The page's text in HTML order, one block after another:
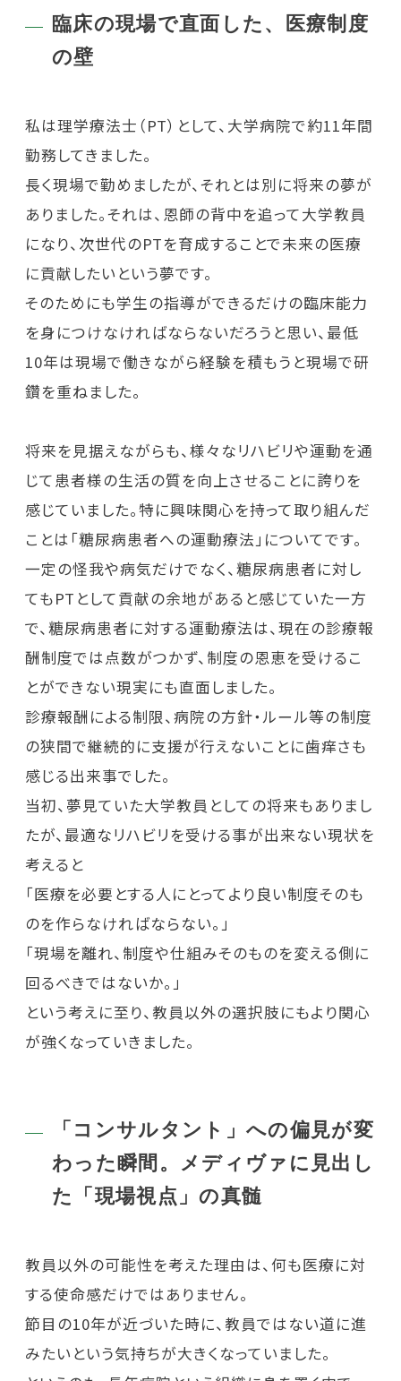
臨床の現場で直面した、医療制度
の壁
私は理学療法士（PT）として、大学病院で約11年間
勤務してきました。
長く現場で勤めましたが、それとは別に将来の夢が
ありました。それは、恩師の背中を追って大学教員
になり、次世代のPTを育成することで未来の医療
に貢献したいという夢です。
そのためにも学生の指導ができるだけの臨床能力
を身につけなければならないだろうと思い、最低
10年は現場で働きながら経験を積もうと現場で研
鑽を重ねました。
将来を見据えながらも、様々なリハビリや運動を通
じて患者様の生活の質を向上させることに誇りを
感じていました。特に興味関心を持って取り組んだ
ことは「糖尿病患者への運動療法」についてです。
一定の怪我や病気だけでなく、糖尿病患者に対し
てもPTとして貢献の余地があると感じていた一方
で、糖尿病患者に対する運動療法は、現在の診療報
酬制度では点数がつかず、制度の恩恵を受けるこ
とができない現実にも直面しました。
診療報酬による制限、病院の方針・ルール等の制度
の狭間で継続的に支援が行えないことに歯痒さも
感じる出来事でした。
当初、夢見ていた大学教員としての将来もありまし
たが、最適なリハビリを受ける事が出来ない現状を
考えると
「医療を必要とする人にとってより良い制度そのも
のを作らなければならない。」
「現場を離れ、制度や仕組みそのものを変える側に
回るべきではないか。」
という考えに至り、教員以外の選択肢にもより関心
が強くなっていきました。
「コンサルタント」への偏見が変
わった瞬間。メディヴァに見出し
た「現場視点」の真髄
教員以外の可能性を考えた理由は、何も医療に対
する使命感だけではありません。
節目の10年が近づいた時に、教員ではない道に進
みたいという気持ちが大きくなっていました。